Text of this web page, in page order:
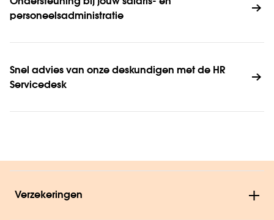
personeelsadministratie
Snel advies van onze deskundigen met de HR
Servicedesk
Verzekeringen